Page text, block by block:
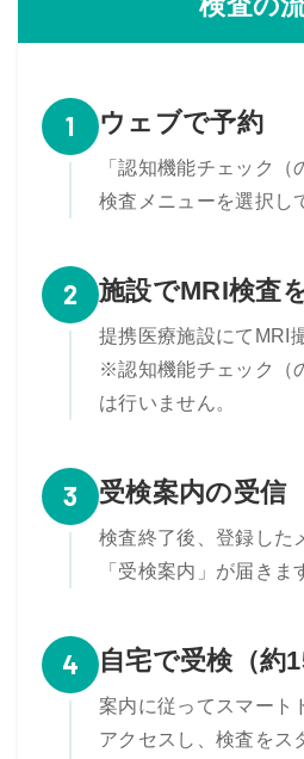
1 ウェブで予約
「認知機能チェック
検査メニューを選択し
2 施設でMRI検査
提携医療施設にてMRI
※認知機能チェック（
は行いません。
3 受検案内の受信
検査終了後、登録した
「受検案内」が届きま
4 自宅で受検（約
案内に従ってスマート
アクセスし、検査をス